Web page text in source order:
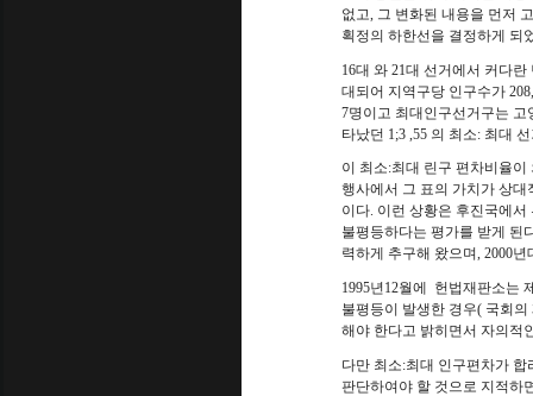
없고, 그 변화된 내용을 먼저
획정의 하한선을 결정하게 되
16대 와21대 선거에서 커다란
대되어 지역구당 인구수가
7명이고 최대인구선거구는 고
타났던 1;3 ,55 의 최소: 최대
이 최소:최대 린구 편차비율이
행사에서 그 표의 가치가 상
이다. 이런 상황은 후진국에
불평등하다는 평가를 받게 된
력하게 추구해 왔으며, 2000년
1995년 12월에
헌법재판소는
불평등이 발생한 경우( 국회의
해야 한다고 밝히면서 자의적
다만 최소:최대 인구편차가 합
판단하여야 할 것으로 지적하